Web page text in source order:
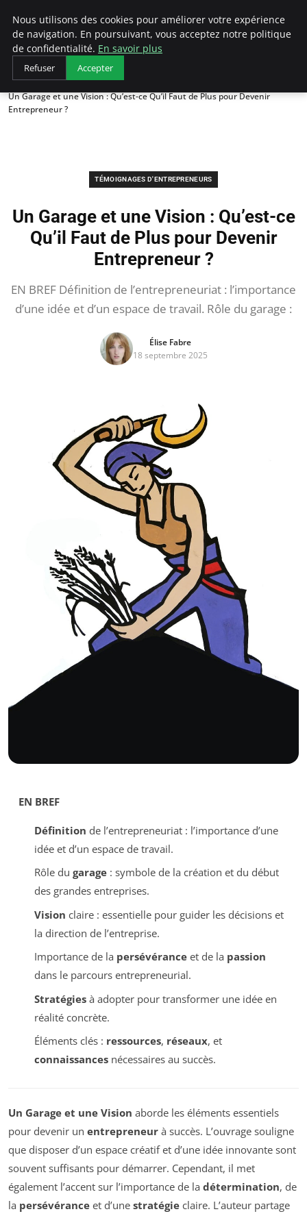
LECFCM
Accueil
Témoignages d'entrepreneurs
Un Garage et une Vision : Qu’est-ce Qu’il Faut de Plus pour Devenir
Entrepreneur ?
TÉMOIGNAGES D'ENTREPRENEURS
Un Garage et une Vision : Qu’est-ce
Qu’il Faut de Plus pour Devenir
Entrepreneur ?
EN BREF Définition de l’entrepreneuriat : l’importance
d’une idée et d’un espace de travail. Rôle du garage :
Élise Fabre
18 septembre 2025
EN BREF
Définition de l’entrepreneuriat : l’importance d’une
idée et d’un espace de travail.
Rôle du garage: symbole de la création et du début
des grandes entreprises.
Vision claire : essentielle pour guider les décisions et
la direction de l’entreprise.
Importance de la persévéranceet de la passion
dans le parcours entrepreneurial.
Stratégiesà adopter pour transformer une idée en
réalité concrète.
Éléments clés : ressources, réseaux, et
connaissancesnécessaires au succès.
Un Garage et une Vision aborde les éléments essentiels
pour devenir un entrepreneur à succès. L’ouvrage souligne
que disposer d’un espace créatif et d’une idée innovante sont
souvent suffisants pour démarrer. Cependant, il met
également l’accent sur l’importance de la détermination, de
la persévérance et d’une stratégie claire. L’auteur partage
Nous utilisons des cookies pour améliorer votre expérience
de navigation. En poursuivant, vous acceptez notre politique
de confidentialité. En savoir plus
Refuser Accepter